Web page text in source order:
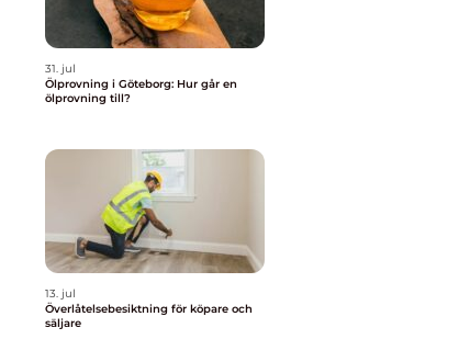
31. jul
Ölprovning i Göteborg: Hur går en
ölprovning till?
13. jul
Överlåtelsebesiktning för köpare och
säljare